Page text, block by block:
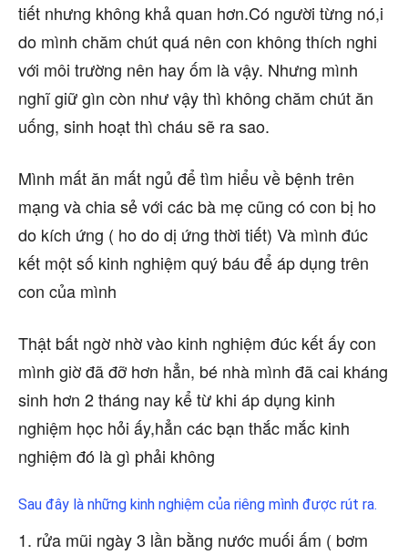
tiết nhưng không khả quan hơn.Có người từng nó,i
do mình chăm chút quá nên con không thích nghi
với môi trường nên hay ốm là vậy. Nhưng mình
nghĩ giữ gìn còn như vậy thì không chăm chút ăn
uống, sinh hoạt thì cháu sẽ ra sao.
Mình mất ăn mất ngủ để tìm hiểu về bệnh trên
mạng và chia sẻ với các bà mẹ cũng có con bị ho
do kích ứng ( ho do dị ứng thời tiết) Và mình đúc
kết một số kinh nghiệm quý báu để áp dụng trên
con của mình
Thật bất ngờ nhờ vào kinh nghiệm đúc kết ấy con
mình giờ đã đỡ hơn hẳn, bé nhà mình đã cai kháng
sinh hơn 2 tháng nay kể từ khi áp dụng kinh
nghiệm học hỏi ấy,hẳn các bạn thắc mắc kinh
nghiệm đó là gì phải không
Sau đây là những kinh nghiệm của riêng mình được rút ra.
1. rửa mũi ngày 3 lần bằng nước muối ấm ( bơm